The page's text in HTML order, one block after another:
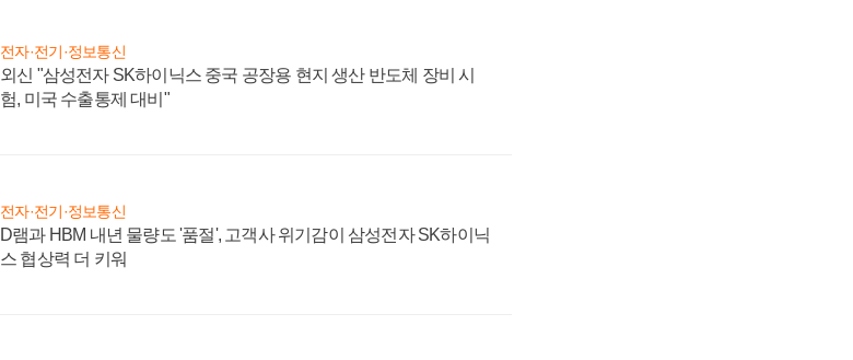
전자·전기·정보통신
외신 "삼성전자 SK하이닉스 중국 공장용 현지 생산 반도체 장비 시
험, 미국 수출통제 대비"
전자·전기·정보통신
D램과 HBM 내년 물량도 '품절', 고객사 위기감이 삼성전자 SK하이닉
스 협상력 더 키워